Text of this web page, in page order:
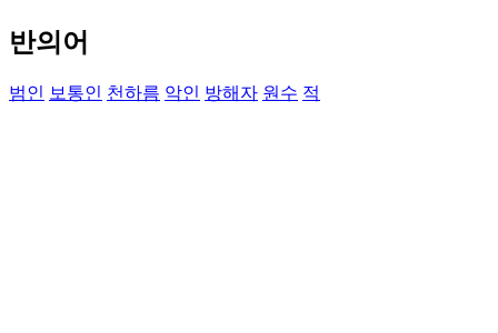
반의어
범인 보통인 천하름 악인 방해자 원수 적